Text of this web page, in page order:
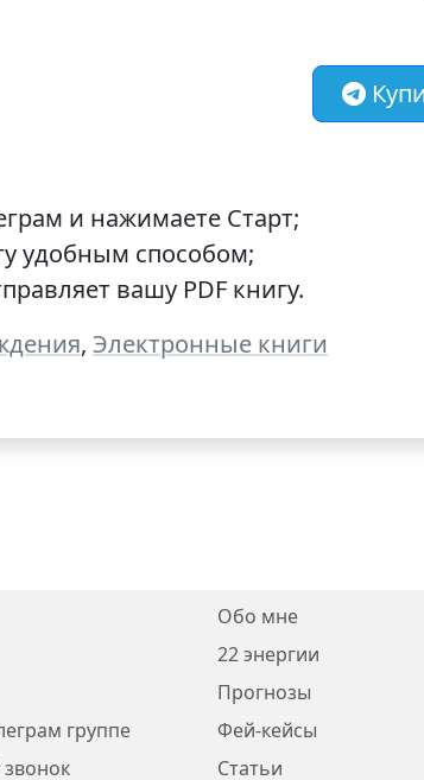
и нажимаете Старт;
удобным способом;
вашу PDF книгу.
, Электронные книги
группе
Обо мне
22 энергии
Прогнозы
Фей-кейсы
Статьи